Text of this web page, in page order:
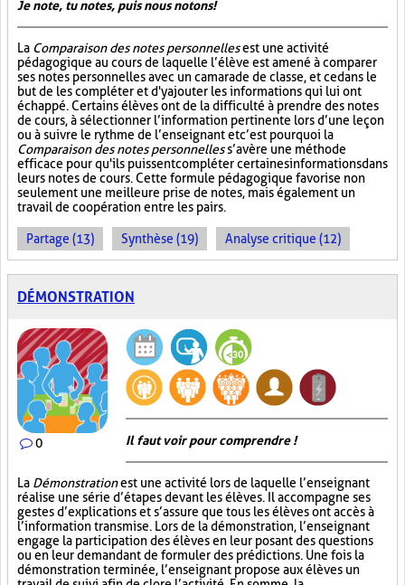
Je note, tu notes, puis nous notons!
La Comparaison des notes personnellesest une activité
pédagogique au cours de laquelle l’élève est amené à comparer
ses notes personnelles avec un camarade de classe, et ce dans le
but de les compléter et d'y ajouter les informations qui lui ont
échappé. Certains élèves ont de la difficulté à prendre des notes
de cours, à sélectionner l’information pertinente lors d’une leçon
ou à suivre le rythme de l’enseignant et c’est pourquoi la
Comparaison des notes personnelless’avère une méthode
efficace pour qu'ils puissent compléter certaines informations dans
leurs notes de cours. Cette formule pédagogique favorise non
seulement une meilleure prise de notes, mais également un
travail de coopération entre les pairs.
Partage (13) Synthèse (19) Analyse critique (12)
DÉMONSTRATION
0 Il faut voir pour comprendre !
La Démonstrationest une activité lors de laquelle l’enseignant
réalise une série d’étapes devant les élèves. Il accompagne ses
gestes d’explications et s’assure que tous les élèves ont accès à
l’information transmise. Lors de la démonstration, l’enseignant
engage la participation des élèves en leur posant des questions
ou en leur demandant de formuler des prédictions. Une fois la
démonstration terminée, l’enseignant propose aux élèves un